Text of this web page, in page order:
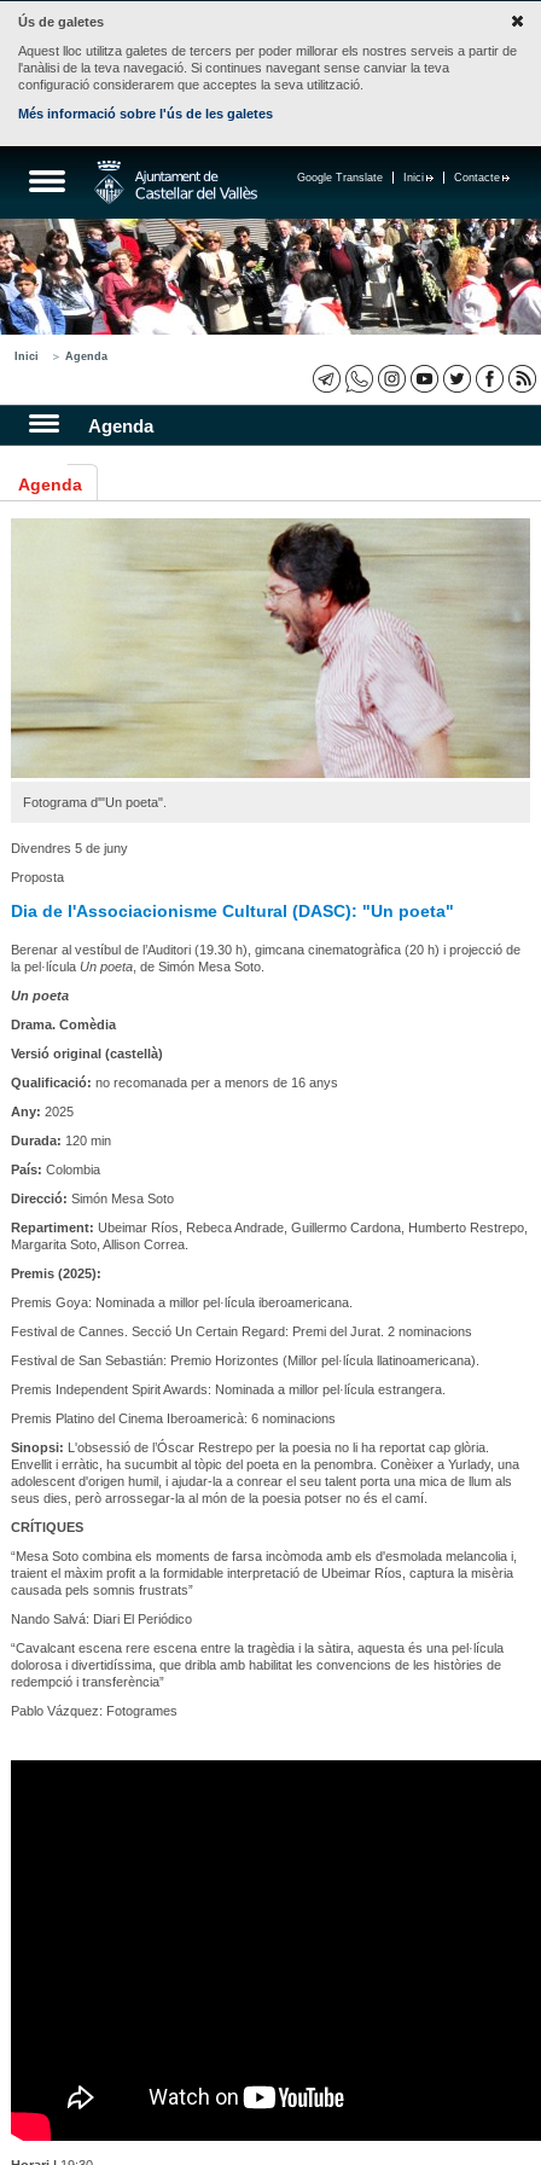
Ús de galetes
Aquest lloc utilitza galetes de tercers per poder millorar els nostres serveis a partir de
l'anàlisi de la teva navegació. Si continues navegant sense canviar la teva
configuració considerarem que acceptes la seva utilització.
Més informació sobre l'ús de les galetes
Contacte
Inici
Google Translate
Inici Agenda
Agenda
Agenda
Fotograma d'"Un poeta".
Divendres 5 de juny
Proposta
Dia de l'Associacionisme Cultural (DASC): "Un poeta"
Berenar al vestíbul de l’Auditori (19.30 h), gimcana cinematogràfica (20 h) i projecció de
la pel·lícula Un poeta, de Simón Mesa Soto.
Un poeta
Drama. Comèdia
Versió original (castellà)
Qualificació: no recomanada per a menors de 16 anys
Any: 2025
Durada: 120 min
País: Colombia
Direcció: Simón Mesa Soto
Repartiment: Ubeimar Ríos, Rebeca Andrade, Guillermo Cardona, Humberto Restrepo,
Margarita Soto, Allison Correa.
Premis (2025):
Premis Goya: Nominada a millor pel·lícula iberoamericana.
Festival de Cannes. Secció Un Certain Regard: Premi del Jurat. 2 nominacions
Festival de San Sebastián: Premio Horizontes (Millor pel·lícula llatinoamericana).
Premis Independent Spirit Awards: Nominada a millor pel·lícula estrangera.
Premis Platino del Cinema Iberoamericà: 6 nominacions
Sinopsi: L'obsessió de l’Óscar Restrepo per la poesia no li ha reportat cap glòria.
Envellit i erràtic, ha sucumbit al tòpic del poeta en la penombra. Conèixer a Yurlady, una
adolescent d'origen humil, i ajudar-la a conrear el seu talent porta una mica de llum als
seus dies, però arrossegar-la al món de la poesia potser no és el camí.
CRÍTIQUES
“Mesa Soto combina els moments de farsa incòmoda amb els d'esmolada melancolia i,
traient el màxim profit a la formidable interpretació de Ubeimar Ríos, captura la misèria
causada pels somnis frustrats”
Nando Salvá: Diari El Periódico
“Cavalcant escena rere escena entre la tragèdia i la sàtira, aquesta és una pel·lícula
dolorosa i divertidíssima, que dribla amb habilitat les convencions de les històries de
redempció i transferència”
Pablo Vázquez: Fotogrames